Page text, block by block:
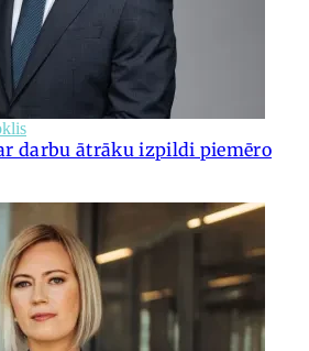
darbu ātrāku izpildi piemēro